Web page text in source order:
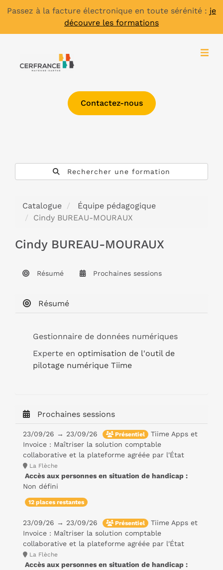
Passez à la facture électronique en toute sérénité : je
découvre les formations
Contactez-nous
Rechercher une formation
Catalogue
Équipe pédagogique
Cindy BUREAU-MOURAUX
Cindy BUREAU-MOURAUX
Résumé Prochaines sessions
Résumé
Gestionnaire de données numériques
Experte en optimisation de l'outil de
pilotage numérique Tiime
Prochaines sessions
23/09/26 → 23/09/26 Présentiel
Tiime Apps et
Invoice : Maîtriser la solution comptable
collaborative et la plateforme agréée par l'État
La Flèche
Accès aux personnes en situation de handicap :
Non défini
12 places restantes
23/09/26 → 23/09/26 Présentiel
Tiime Apps et
Invoice : Maîtriser la solution comptable
collaborative et la plateforme agréée par l'État
La Flèche
Accès aux personnes en situation de handicap :